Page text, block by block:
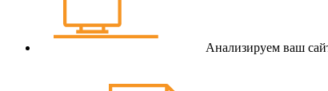
Анализируем ваш